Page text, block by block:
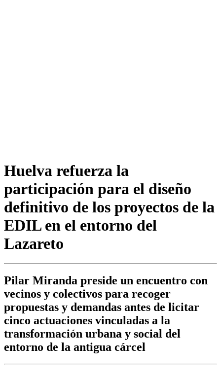
Huelva refuerza la
participación para el diseño
definitivo de los proyectos de la
EDIL en el entorno del
Lazareto
Pilar Miranda preside un encuentro con
vecinos y colectivos para recoger
propuestas y demandas antes de licitar
cinco actuaciones vinculadas a la
transformación urbana y social del
entorno de la antigua cárcel